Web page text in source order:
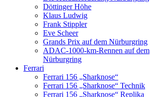
Döttinger Höhe
Klaus Ludwig
Frank Stippler
Eve Scheer
Grands Prix auf dem Nürburgring
ADAC-1000-km-Rennen auf dem
Nürburgring
Ferrari
Ferrari 156 „Sharknose“
Ferrari 156 „Sharknose“ Technik
Ferrari 156 „Sharknose“ Replika